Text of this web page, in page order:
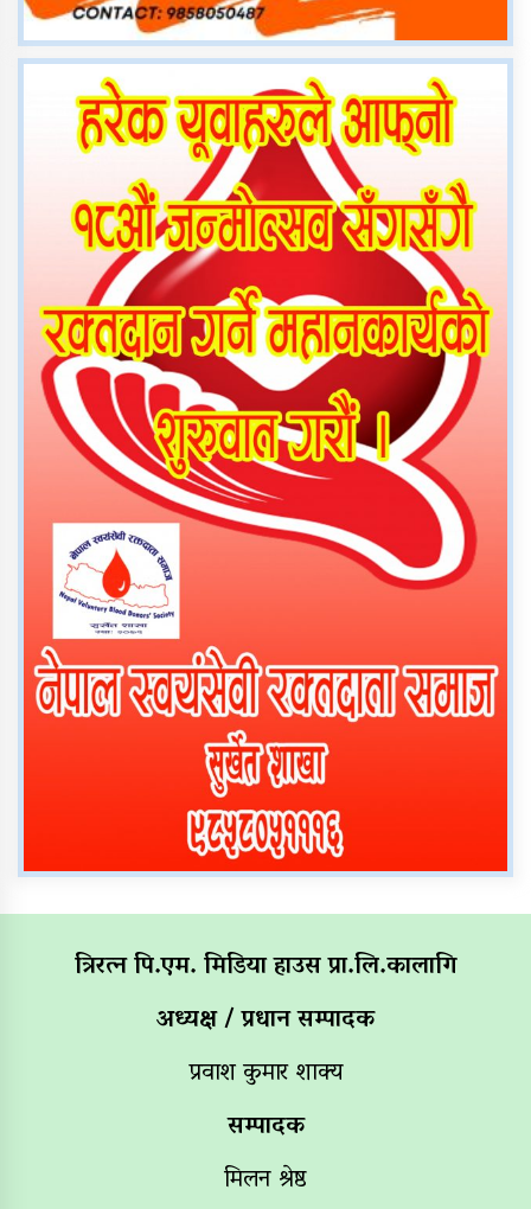
त्रिरत्न पि.एम. मिडिया हाउस प्रा.लि.कालागि
अध्यक्ष / प्रधान सम्पादक
प्रवाश कुमार शाक्य
सम्पादक
मिलन श्रेष्ठ